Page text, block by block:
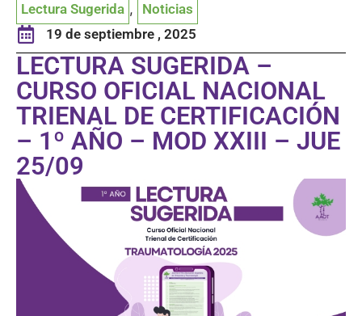
Lectura Sugerida ,
Noticias
19 de septiembre , 2025
LECTURA SUGERIDA –
CURSO OFICIAL NACIONAL
TRIENAL DE CERTIFICACIÓN
– 1º AÑO – MOD XXIII – JUE
25/09